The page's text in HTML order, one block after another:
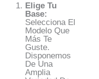
Elige Tu
Base:
Selecciona El
Modelo Que
Más Te
Guste.
Disponemos
De Una
Amplia